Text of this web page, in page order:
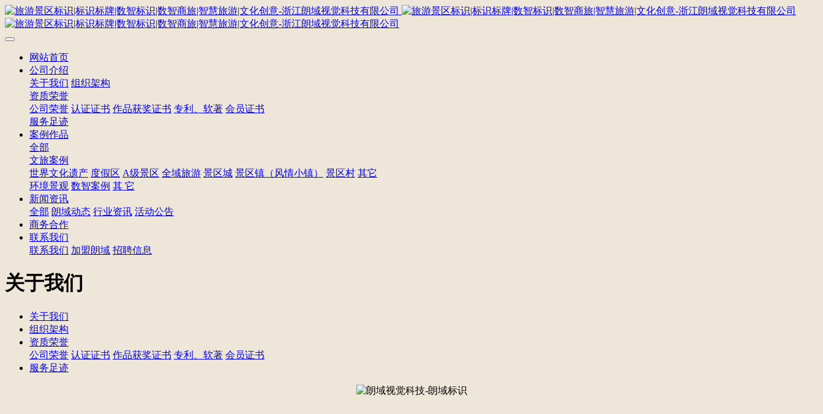
网站首页
公司介绍
关于我们 组织架构
资质荣誉
公司荣誉 认证证书 作品获奖证书 专利、软著 会员证书
服务足迹
案例作品
全部
文旅案例
世界文化遗产 度假区 A级景区 全域旅游 景区城 景区镇（风情小镇） 景区村 其它
环境景观 数智案例 其 它
新闻资讯
全部 朗域动态 行业资讯 活动公告
商务合作
联系我们
联系我们 加盟朗域 招聘信息
关于我们
关于我们
组织架构
资质荣誉
公司荣誉 认证证书 作品获奖证书 专利、软著 会员证书
服务足迹